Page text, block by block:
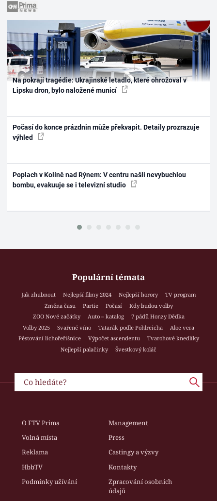
Na pokraji tragédie: Ukrajinské letadlo, které ohrožoval v
Lipsku dron, bylo naložené municí
Počasí do konce prázdnin může překvapit. Detaily prozrazuje
výhled
Poplach v Kolíně nad Rýnem: V centru našli nevybuchlou
bombu, evakuuje se i televizní studio
Populární témata
Jak zhubnout Nejlepší filmy 2024 Nejlepší horory
TV program
Změna času
Partie Počasí
Kdy budou volby
ZOO Nové začátky
Auto – katalog
7 pádů Honzy Dědka
Volby 2025
Svařené víno Tatarák podle Pohlreicha
Aloe vera
Pěstování lichořeřišnice
Výpočet ascendentu
Tvarohové knedlíky
Nejlepší palačinky
Švestkový koláč
O FTV Prima
Management
Volná místa
Press
Reklama
Castingy a výzvy
HbbTV
Kontakty
Podmínky užívání
Zpracování osobních
údajů